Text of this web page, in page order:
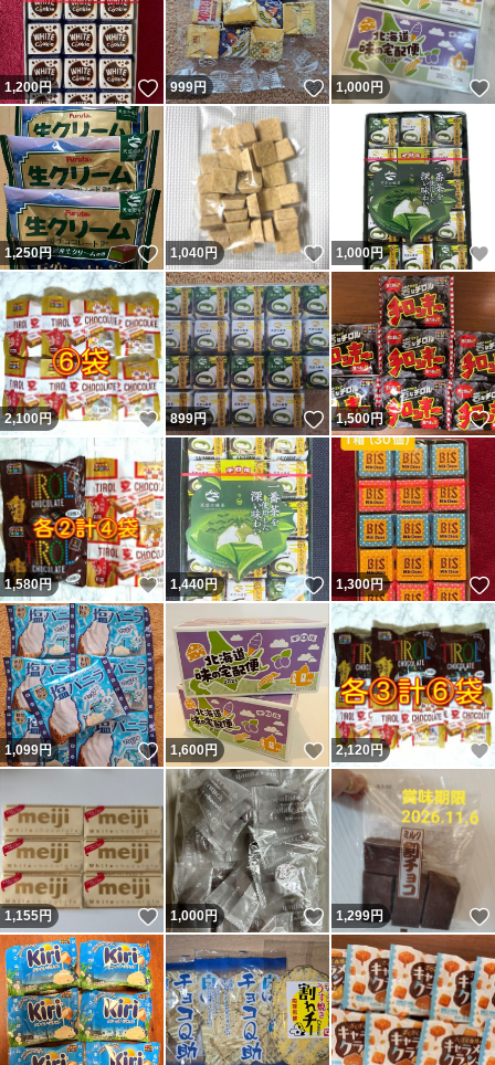
1,200円 いいね！
999円 いいね！
1,000円
1,250円 いいね！
1,040 円 いいね！
1,000円
2,100円 いいね！
899円 いいね！
1,500円
1,580円 いいね！
1,440円 いいね！
1,300円
1,099円 いいね！
1,600円 いいね！
2,120 円
1,155円 いいね！
1,000円 いいね！
1,299円